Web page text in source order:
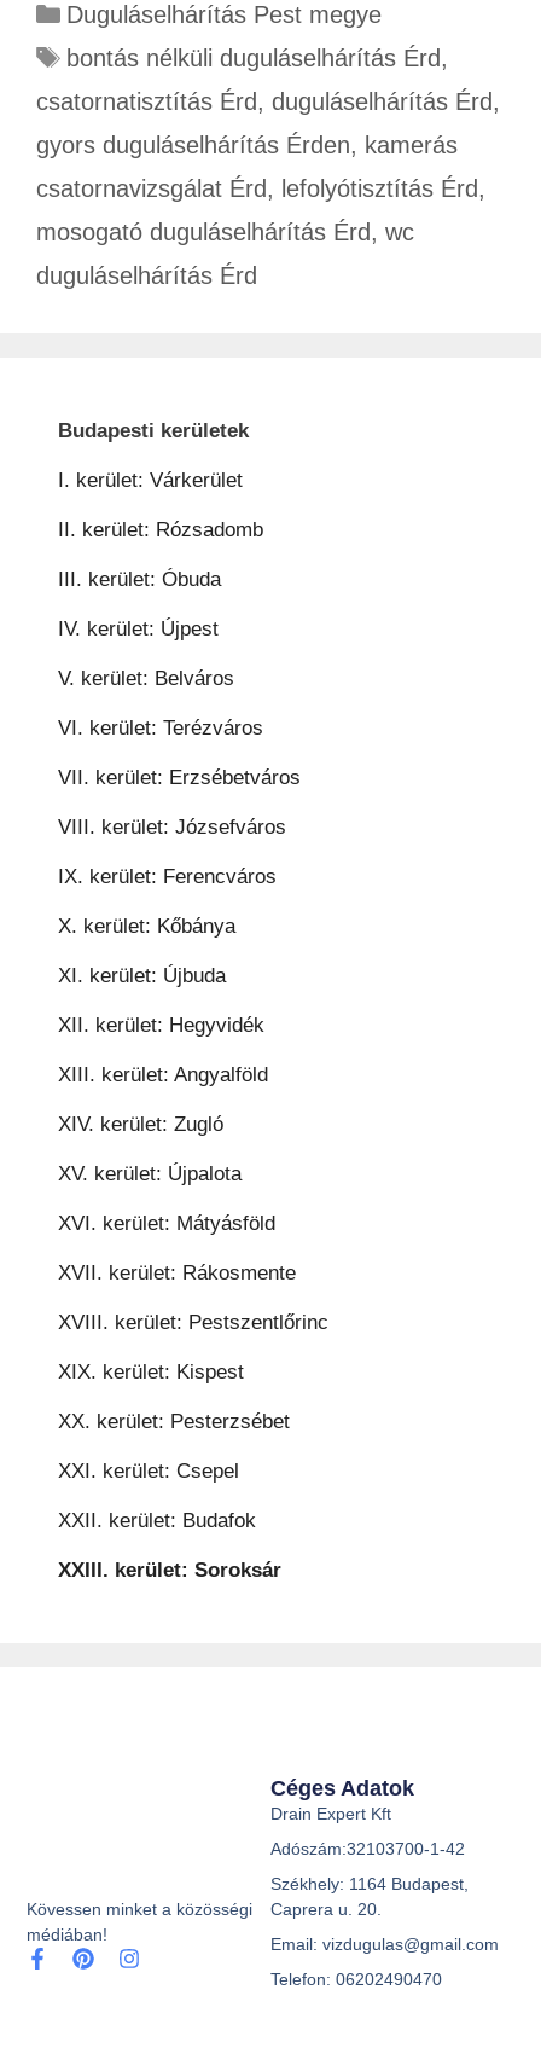
Duguláselhárítás Pest megye
bontás nélküli duguláselhárítás Érd,
csatornatisztítás Érd, duguláselhárítás Érd,
gyors duguláselhárítás Érden, kamerás
csatornavizsgálat Érd, lefolyótisztítás Érd,
mosogató duguláselhárítás Érd, wc
duguláselhárítás Érd
Budapesti kerületek
I. kerület: Várkerület
II. kerület: Rózsadomb
III. kerület: Óbuda
IV. kerület: Újpest
V. kerület: Belváros
VI. kerület: Terézváros
VII. kerület: Erzsébetváros
VIII. kerület: Józsefváros
IX. kerület: Ferencváros
X. kerület: Kőbánya
XI. kerület: Újbuda
XII. kerület: Hegyvidék
XIII. kerület: Angyalföld
XIV. kerület: Zugló
XV. kerület: Újpalota
XVI. kerület: Mátyásföld
XVII. kerület: Rákosmente
XVIII. kerület: Pestszentlőrinc
XIX. kerület: Kispest
XX. kerület: Pesterzsébet
XXI. kerület: Csepel
XXII. kerület: Budafok
XXIII. kerület: Soroksár
Kövessen minket a közösségi
médiában!
Céges Adatok
Drain Expert Kft
Adószám:32103700-1-42
Székhely: 1164 Budapest,
Caprera u. 20.
Email: vizdugulas@gmail.com
Telefon: 06202490470